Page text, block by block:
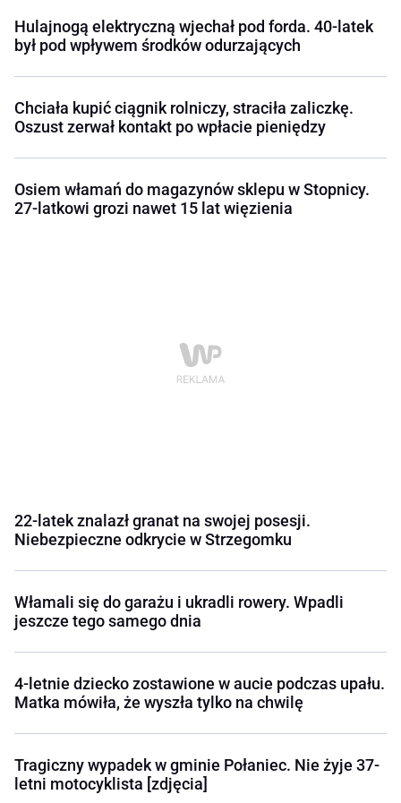
Hulajnogą elektryczną wjechał pod forda. 40-latek
był pod wpływem środków odurzających
Chciała kupić ciągnik rolniczy, straciła zaliczkę.
Oszust zerwał kontakt po wpłacie pieniędzy
Osiem włamań do magazynów sklepu w Stopnicy.
27-latkowi grozi nawet 15 lat więzienia
22-latek znalazł granat na swojej posesji.
Niebezpieczne odkrycie w Strzegomku
Włamali się do garażu i ukradli rowery. Wpadli
jeszcze tego samego dnia
4-letnie dziecko zostawione w aucie podczas upału.
Matka mówiła, że wyszła tylko na chwilę
Tragiczny wypadek w gminie Połaniec. Nie żyje 37-
letni motocyklista [zdjęcia]